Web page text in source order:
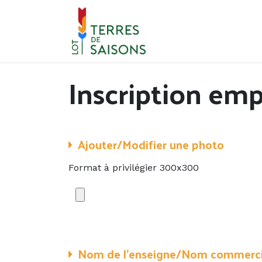
Se rendre au contenu
Inscription
Ajouter/Modifier une photo
Format à privilégier 300x300
Nom de l’enseigne/Nom